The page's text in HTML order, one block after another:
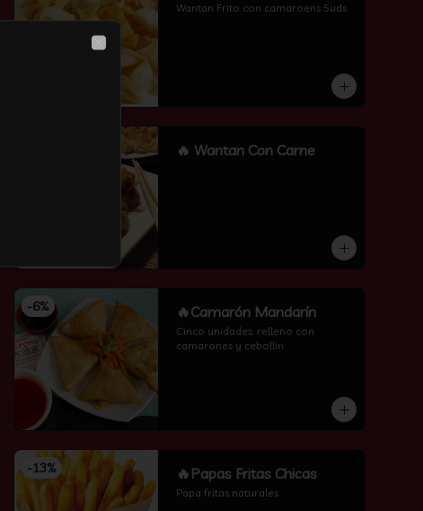
Wantan Frito con camaroens 5uds
🔥 Wantan Con Carne
-6% 🔥Camarón Mandarín
Cinco unidades. relleno con
camarones y cebollin
-13% 🔥Papas Fritas Chicas
Papa fritas naturales
Close